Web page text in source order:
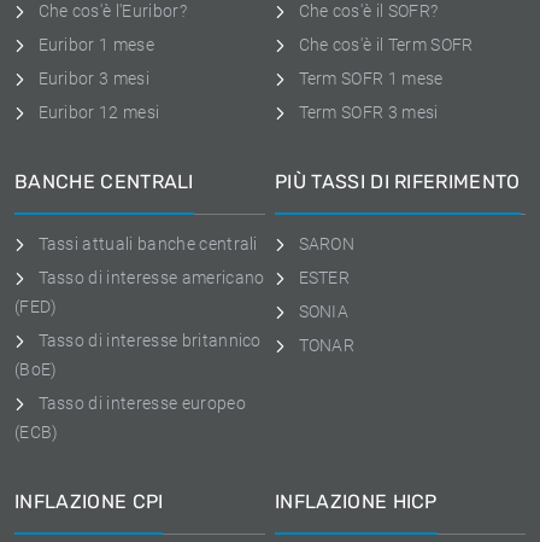
Che cos'è l'Euribor?
Euribor 1 mese
Euribor 3 mesi
Euribor 12 mesi
Che cos'è il SOFR?
Che cos'è il Term SOFR
Term SOFR 1 mese
Term SOFR 3 mesi
BANCHE CENTRALI
Tassi attuali banche centrali
Tasso di interesse americano
(FED)
Tasso di interesse britannico
(BoE)
Tasso di interesse europeo
(ECB)
PIÙ TASSI DI RIFERIMENTO
SARON
ESTER
SONIA
TONAR
INFLAZIONE CPI INFLAZIONE HICP